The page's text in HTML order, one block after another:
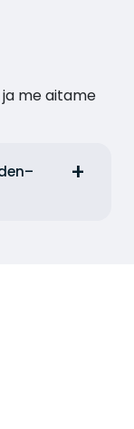
ja me aitame